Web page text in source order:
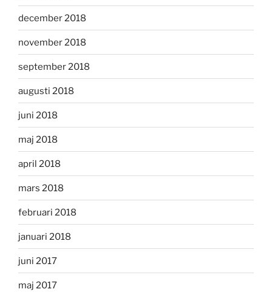
december 2018
november 2018
september 2018
augusti 2018
juni 2018
maj 2018
april 2018
mars 2018
februari 2018
januari 2018
juni 2017
maj 2017